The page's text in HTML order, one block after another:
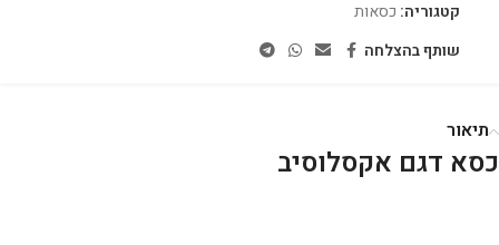
קטגוריה: כסאות
שותף בהצלחה
תיאור
כסא דגם אקסלוסיב